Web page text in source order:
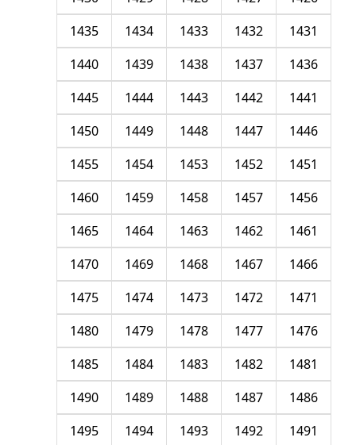
1431
1432
1433
1434
1435
1436
1437
1438
1439
1440
1441
1442
1443
1444
1445
1446
1447
1448
1449
1450
1451
1452
1453
1454
1455
1456
1457
1458
1459
1460
1461
1462
1463
1464
1465
1466
1467
1468
1469
1470
1471
1472
1473
1474
1475
1476
1477
1478
1479
1480
1481
1482
1483
1484
1485
1486
1487
1488
1489
1490
1491
1492
1493
1494
1495